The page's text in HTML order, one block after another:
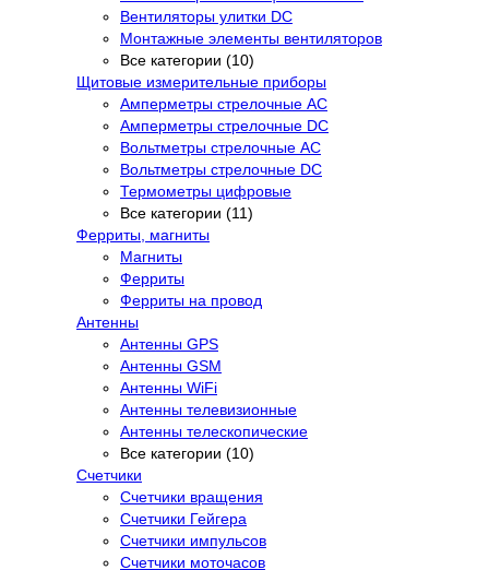
Вентиляторы улитки DC
Монтажные элементы вентиляторов
Все категории (10)
Щитовые измерительные приборы
Амперметры стрелочные AC
Амперметры стрелочные DC
Вольтметры стрелочные AC
Вольтметры стрелочные DC
Термометры цифровые
Все категории (11)
Ферриты, магниты
Магниты
Ферриты
Ферриты на провод
Антенны
Антенны GPS
Антенны GSM
Антенны WiFi
Антенны телевизионные
Антенны телескопические
Все категории (10)
Счетчики
Счетчики вращения
Счетчики Гейгера
Счетчики импульсов
Счетчики моточасов